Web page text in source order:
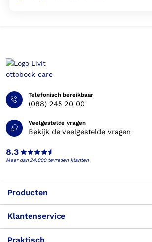
Telefonisch bereikbaar
(088) 245 20 00
Veelgestelde vragen
Bekijk de veelgestelde vragen
8.3
Meer dan 24.000 tevreden klanten
Producten
Klantenservice
Praktisch